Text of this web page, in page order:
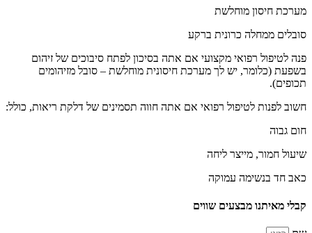
מערכת חיסון מוחלשת
סובלים ממחלה כרונית ברקע
פנה לטיפול רפואי מקצועי אם אתה בסיכון לפתח סיבוכים של זיהום
בשפעת (כלומר, יש לך מערכת חיסונית מוחלשת – סובל מזיהומים
תכופים).
חשוב לפנות לטיפול רפואי אם אתה חווה תסמינים של דלקת ריאות, כולל:
חום גבוה
שיעול חמור, מייצר ליחה
כאב חד בנשימה עמוקה
קבלי מאיתנו מבצעים שווים